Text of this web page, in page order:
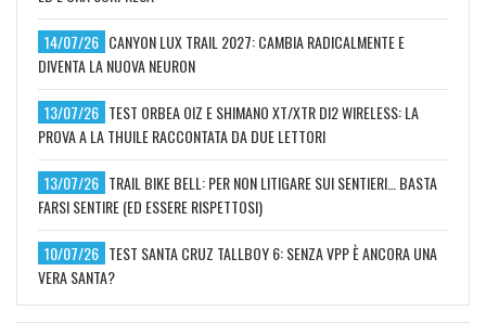
14/07/26 CANYON LUX TRAIL 2027: CAMBIA RADICALMENTE E
DIVENTA LA NUOVA NEURON
13/07/26 TEST ORBEA OIZ E SHIMANO XT/XTR DI2 WIRELESS: LA
PROVA A LA THUILE RACCONTATA DA DUE LETTORI
13/07/26 TRAIL BIKE BELL: PER NON LITIGARE SUI SENTIERI… BASTA
FARSI SENTIRE (ED ESSERE RISPETTOSI)
10/07/26 TEST SANTA CRUZ TALLBOY 6: SENZA VPP È ANCORA UNA
VERA SANTA?